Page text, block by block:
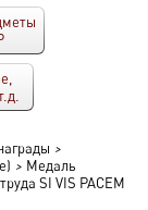
>
> Медаль
SI VIS PACEM